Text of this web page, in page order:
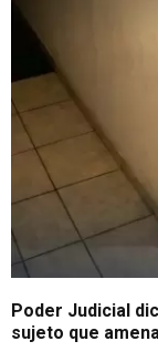
Poder Judicial
sujeto que